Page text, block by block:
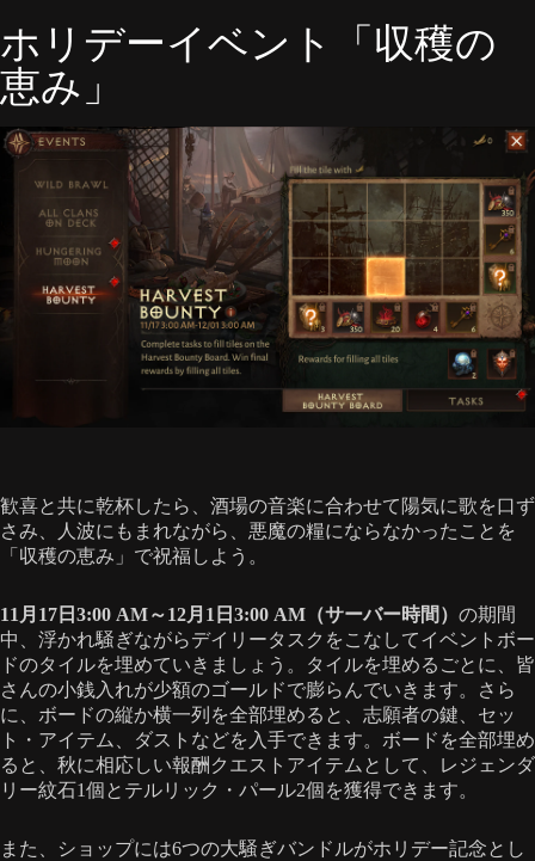
ホリデーイベント「収穫の
恵み」
歓喜と共に乾杯したら、酒場の音楽に合わせて陽気に歌を口ず
さみ、人波にもまれながら、悪魔の糧にならなかったことを
「収穫の恵み」で祝福しよう。
11月17日3:00 AM～12月1日3:00 AM（サーバー時間） の期間
中、浮かれ騒ぎながらデイリータスクをこなしてイベントボー
ドのタイルを埋めていきましょう。タイルを埋めるごとに、皆
さんの小銭入れが少額のゴールドで膨らんでいきます。さら
に、ボードの縦か横一列を全部埋めると、志願者の鍵、セッ
ト・アイテム、ダストなどを入手できます。ボードを全部埋め
ると、秋に相応しい報酬クエストアイテムとして、レジェンダ
リー紋石1個とテルリック・パール2個を獲得できます。
また、ショップには6つの大騒ぎバンドルがホリデー記念とし